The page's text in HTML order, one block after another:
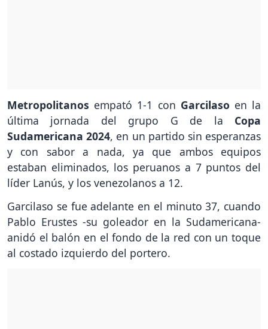
Metropolitanos empató 1-1 con Garcilaso en la
última jornada del grupo G de la Copa
Sudamericana 2024, en un partido sin esperanzas
y con sabor a nada, ya que ambos equipos
estaban eliminados, los peruanos a 7 puntos del
líder Lanús, y los venezolanos a 12.
Garcilaso se fue adelante en el minuto 37, cuando
Pablo Erustes -su goleador en la Sudamericana-
anidó el balón en el fondo de la red con un toque
al costado izquierdo del portero.